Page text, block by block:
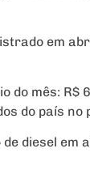
em
do mês: R$
do país no
diesel em